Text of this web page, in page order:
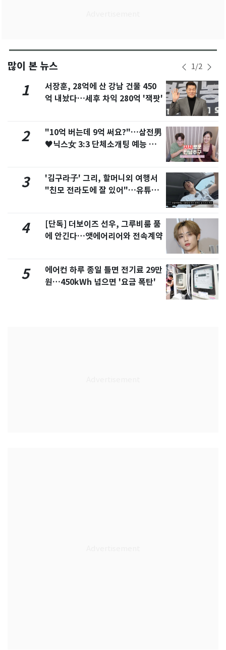
많이 본 뉴스 1/2
1
서장훈, 28억에 산 강남 건물 450
억 내놨다…세후 차익 280억 '잭팟'
2
"10억 버는데 9억 써요?"…삼전男
♥닉스女 3:3 단체소개팅 예능 화
3
'김구라子' 그리, 할머니외 여행서
"친모 전라도에 잘 있어"…유튜브
4
[단독] 더보이즈 선우, 그루비룸 품
에 안긴다…앳에어리어와 전속계약
5
에어컨 하루 종일 틀면 전기료 29만
원…450kWh 넘으면 '요금 폭탄'